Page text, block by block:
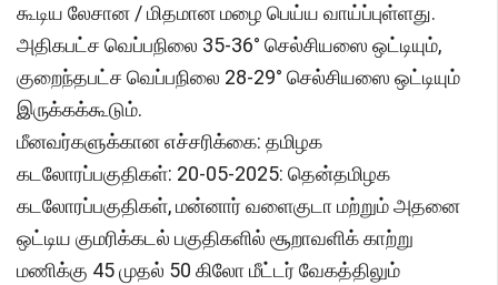
கூடிய லேசான / மிதமான மழை பெய்ய வாய்ப்புள்ளது.
அதிகபட்ச வெப்பநிலை 35-36° செல்சியஸை ஒட்டியும்,
குறைந்தபட்ச வெப்பநிலை 28-29° செல்சியஸை ஒட்டியும்
இருக்கக்கூடும்.
மீனவர்களுக்கான எச்சரிக்கை: தமிழக
கடலோரப்பகுதிகள்: 20-05-2025: தென்தமிழக
கடலோரப்பகுதிகள், மன்னார் வளைகுடா மற்றும் அதனை
ஒட்டிய குமரிக்கடல் பகுதிகளில் சூறாவளிக் காற்று
மணிக்கு 45 முதல் 50 கிலோ மீட்டர் வேகத்திலும்